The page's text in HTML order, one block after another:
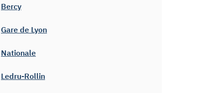
Bercy
Gare de Lyon
Nationale
Ledru-Rollin